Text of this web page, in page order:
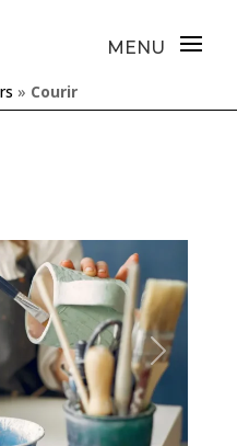
» Courir
Prochaine